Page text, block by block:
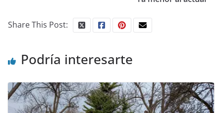
Share This Post:
Podría interesarte